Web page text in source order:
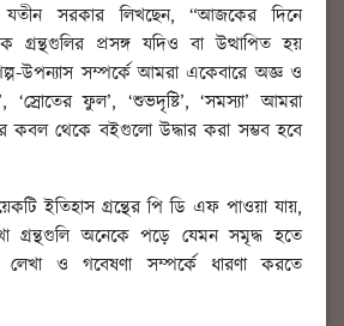
যতীন সরকার লিখছেন, “আজকের দিনে
গ্রন্থগুলির প্রসঙ্গ যদিও বা উত্থাপিত হয়
উপন্যাস সম্পর্কে আমরা একেবারে অজ্ঞ ও
‘স্রোতের ফুল’, ‘শুভদৃষ্টি’, ‘সমস্যা’ আমরা
কবল থেকে বইগুলো উদ্ধার করা সম্ভব হবে
ইতিহাস গ্রন্থের পি ডি এফ পাওয়া যায়,
গ্রন্থগুলি অনেকে পড়ে যেমন সমৃদ্ধ হতে
লেখা ও গবেষণা সম্পর্কে ধারণা করতে